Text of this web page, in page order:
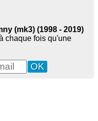
(mk3) (1998 - 2019)
chaque fois qu'une